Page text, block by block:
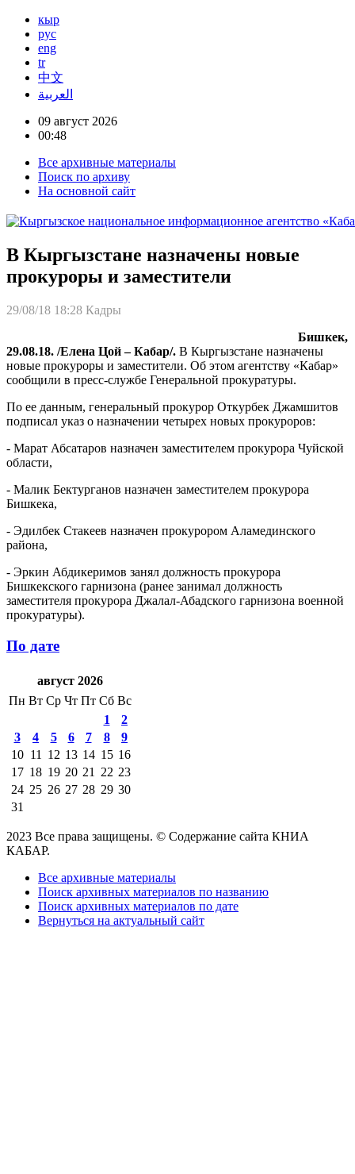
кыр
рус
eng
tr
中文
العربية
09 август 2026
00:48
Все архивные материалы
Поиск по архиву
На основной сайт
В Кыргызстане назначены новые
прокуроры и заместители
29/08/18 18:28 Кадры
Бишкек,
29.08.18. /Елена Цой – Кабар/. В Кыргызстане назначены
новые прокуроры и заместители. Об этом агентству «Кабар»
сообщили в пресс-службе Генеральной прокуратуры.
По ее данным, генеральный прокурор Откурбек Джамшитов
подписал указ о назначении четырех новых прокуроров:
- Марат Абсатаров назначен заместителем прокурора Чуйской
области,
- Малик Бектурганов назначен заместителем прокурора
Бишкека,
- Эдилбек Стакеев назначен прокурором Аламединского
района,
- Эркин Абдикеримов занял должность прокурора
Бишкекского гарнизона (ранее занимал должность
заместителя прокурора Джалал-Абадского гарнизона военной
прокуратуры).
По дате
август 2026
Пн Вт Ср Чт Пт Сб Вс
1
2
3
4 5 6 7 8
9
10 11 12 13 14 15 16
17 18 19 20 21 22 23
24 25 26 27 28 29 30
31
2023 Все права защищены. © Содержание сайта КНИА
КАБАР.
Все архивные материалы
Поиск архивных материалов по названию
Поиск архивных материалов по дате
Вернуться на актуальный сайт